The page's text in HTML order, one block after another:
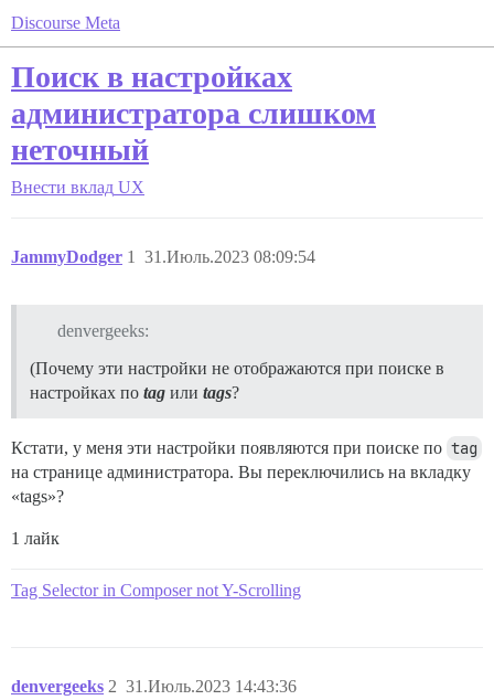
Discourse Meta
Поиск в настройках
администратора слишком
неточный
Внести вклад UX
JammyDodger 31.Июль.2023 08:09:54
1
denvergeeks:
(Почему эти настройки не отображаются при поиске в
настройках по tag или tags?
Кстати, у меня эти настройки появляются при поиске по tag
на странице администратора. Вы переключились на вкладку
«tags»?
1 лайк
Tag Selector in Composer not Y-Scrolling
denvergeeks 31.Июль.2023 14:43:36
2